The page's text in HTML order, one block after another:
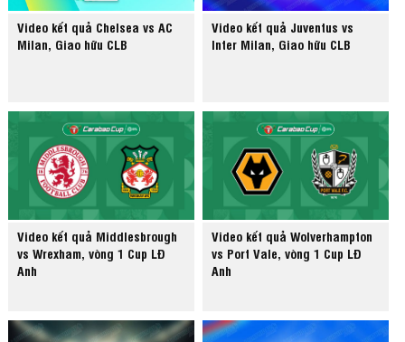
Video kết quả Chelsea vs AC
Milan, Giao hữu CLB
Video kết quả Juventus vs
Inter Milan, Giao hữu CLB
Video kết quả Middlesbrough
vs Wrexham, vòng 1 Cup LĐ
Anh
Video kết quả Wolverhampton
vs Port Vale, vòng 1 Cup LĐ
Anh